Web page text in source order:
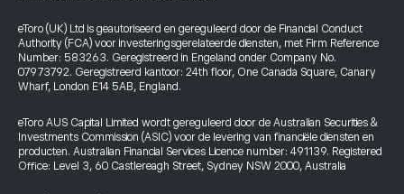
eToro (UK) Ltd is geautoriseerd en gereguleerd door de Financial Conduct
Authority (FCA) voor investeringsgerelateerde diensten, met Firm Reference
Number: 583263. Geregistreerd in Engeland onder Company No.
07973792. Geregistreerd kantoor: 24th floor, One Canada Square, Canary
Wharf, London E14 5AB, England.
eToro AUS Capital Limited wordt gereguleerd door de Australian Securities &
Investments Commission (ASIC) voor de levering van financiële diensten en
producten. Australian Financial Services Licence number: 491139. Registered
Office: Level 3, 60 Castlereagh Street, Sydney NSW 2000, Australia